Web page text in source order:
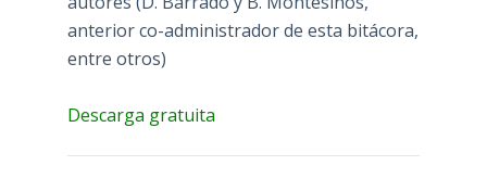
anterior co-administrador de esta bitácora,
entre otros)
Descarga gratuita